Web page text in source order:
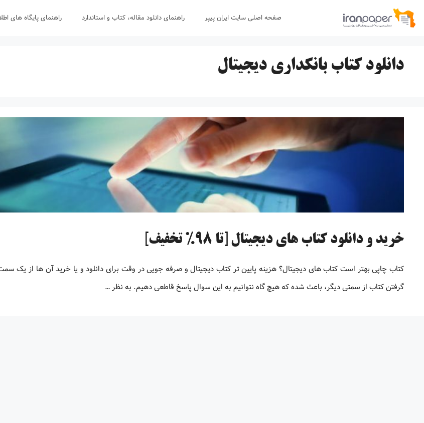
پرش
صفحه اصلی سایت ایران پیپر راهنمای دانلود مقاله، کتاب و استاندارد راهنمای پایگاه های
دانلود کتاب بانکداری دیجیتال
خرید و دانلود کتاب های دیجیتال [تا 98% تخفیف]
کتاب چاپی بهتر است کتاب های دیجیتال؟ هزینه پایین تر کتاب دیجیتال و صرفه جویی در وقت برای دانلود و یا خرید آن ها از یک
گرفتن کتاب از سمتی دیگر، باعث شده که هیچ گاه نتوانیم به این سوال پاسخ قاطعی دهیم. به نظر …